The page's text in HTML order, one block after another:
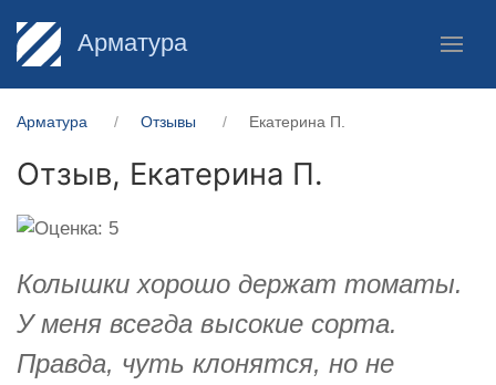
Арматура
Арматура Отзывы Екатерина П.
Отзыв, Екатерина П.
Колышки хорошо держат томаты.
У меня всегда высокие сорта.
Правда, чуть клонятся, но не